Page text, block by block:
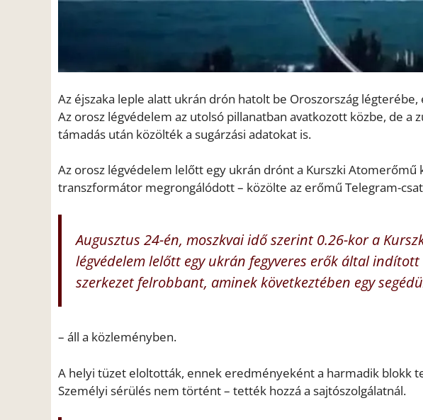
Az éjszaka leple alatt ukrán drón hatolt be Oroszország
Az orosz légvédelem az utolsó pillanatban avatkozott közbe, de a
támadás után közölték a sugárzási adatokat is.
Az orosz légvédelem lelőtt egy ukrán drónt a Kurszki
transzformátor megrongálódott – közölte az erőmű Telegram-
Augusztus 24-én, moszkvai idő szerint 0.26-kor a
légvédelem lelőtt egy ukrán fegyveres erők által
szerkezet felrobbant, aminek következtében egy
– áll a közleményben.
A helyi tüzet eloltották, ennek eredményeként a harmadik blokk
Személyi sérülés nem történt – tették hozzá a sajtószolgálatnál.